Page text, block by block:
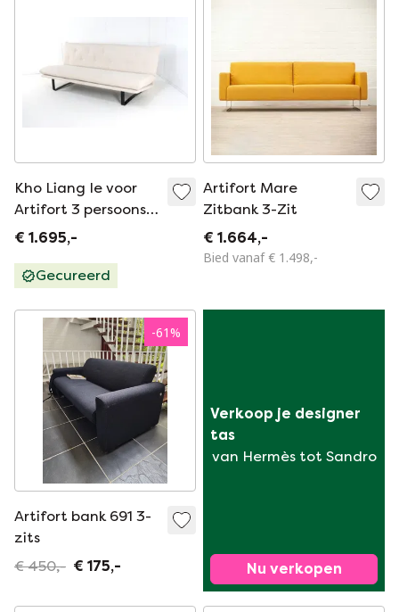
Kho Liang Ie voor
Artifort 3 persoons
bank C684 new
€ 1.695,-
Gecureerd
Artifort Mare
Zitbank 3-Zit
€ 1.664,-
Bied vanaf € 1.498,-
-61%
Artifort bank 691 3-
zits
€ 450,- € 175,-
Verkoop je designer
tas
van Hermès tot Sandro
Nu verkopen